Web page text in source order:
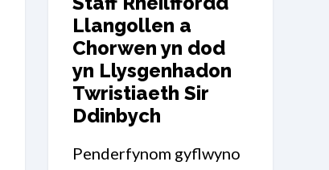
Llangollen a
Chorwen yn dod
yn Llysgenhadon
Twristiaeth Sir
Ddinbych
Penderfynom gyflwyno